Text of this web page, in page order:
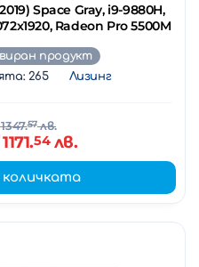
Space Gray, i9-9880H,
Radeon Pro 5500M
продукт
265
Лизинг
57лв.
54лв.